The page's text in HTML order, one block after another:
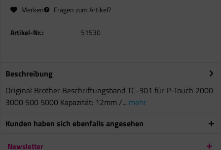
Merken Fragen zum Artikel?
Artikel-Nr.: 51530
Beschreibung
Original Brother Beschriftungsband TC-301 für P-Touch 2000
3000 500 5000 Kapazität: 12mm /... mehr
Kunden haben sich ebenfalls angesehen
Newsletter